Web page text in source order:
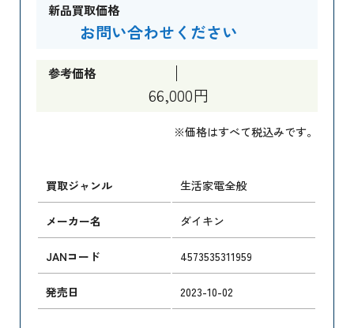
新品買取価格
お問い合わせください
参考価格
66,000円
※価格はすべて税込みです。
買取ジャンル 生活家電全般
メーカー名 ダイキン
JANコード 4573535311959
発売日 2023-10-02